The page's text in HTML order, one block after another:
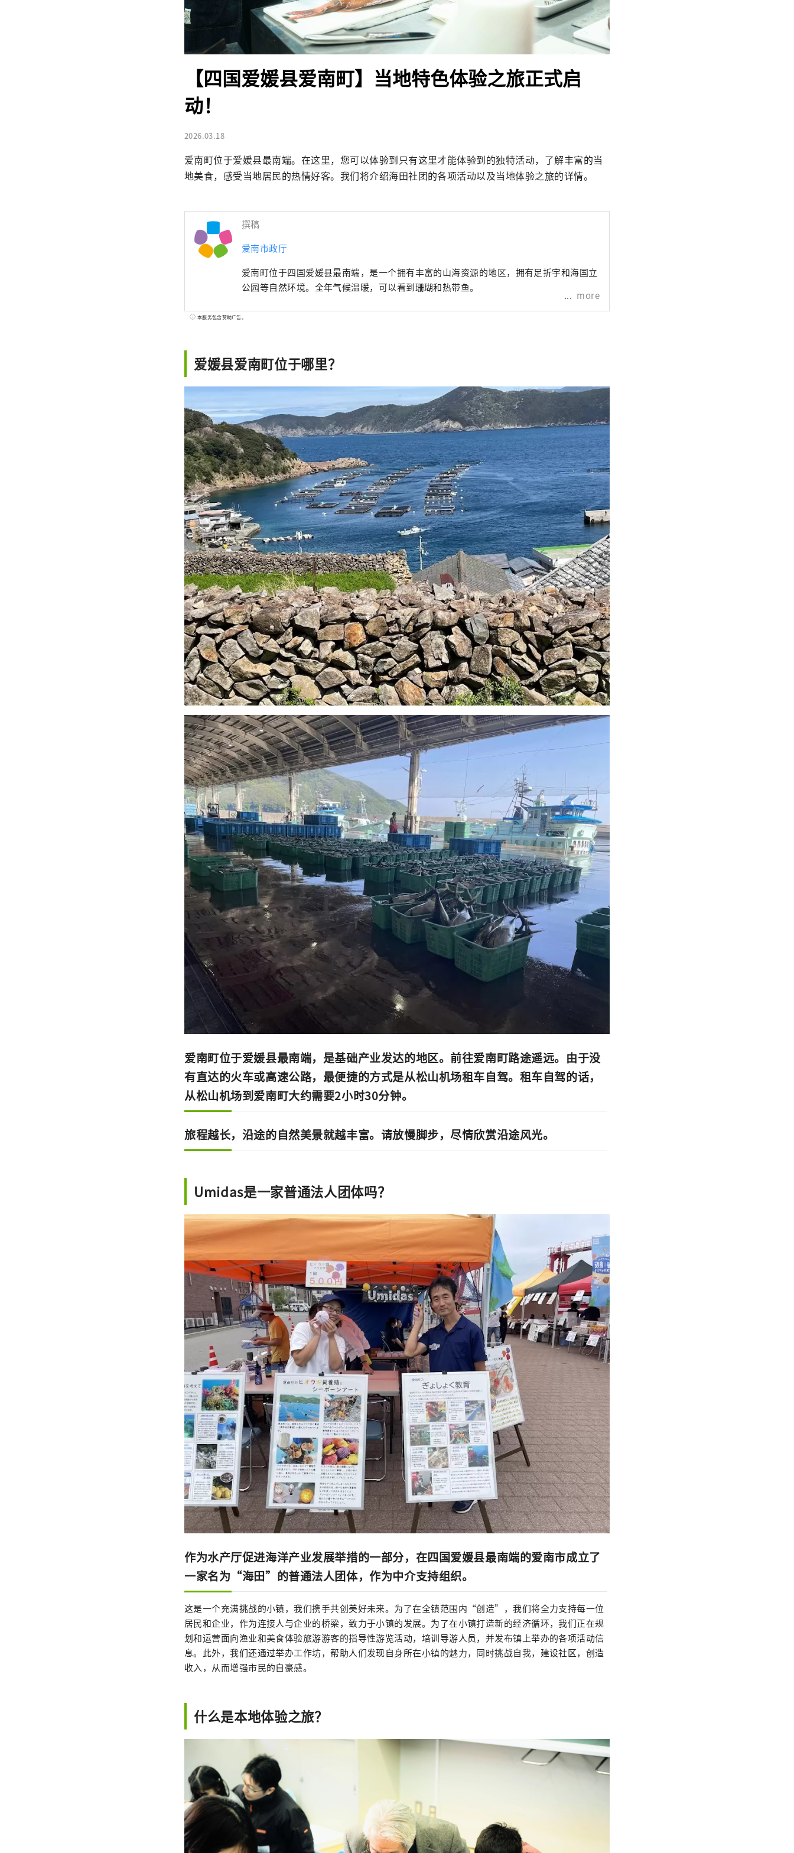
【四国爱媛县爱南町】当地特色体验之旅正式启
动！
2026.03.18
爱南町位于爱媛县最南端。在这里，您可以体验到只有这里才能体验到的独特活动，了解丰富的当
地美食，感受当地居民的热情好客。我们将介绍海田社团的各项活动以及当地体验之旅的详情。
撰稿
爱南市政厅
爱南町位于四国爱媛县最南端，是一个拥有丰富的山海资源的地区，拥有足折宇和海国立
公园等自然环境。全年气候温暖，可以看到珊瑚和热带鱼。
more
本服务包含赞助广告。
爱媛县爱南町位于哪里？
爱南町位于爱媛县最南端，是基础产业发达的地区。前往爱南町路途遥远。由于没
有直达的火车或高速公路，最便捷的方式是从松山机场租车自驾。租车自驾的话，
从松山机场到爱南町大约需要2小时30分钟。
旅程越长，沿途的自然美景就越丰富。请放慢脚步，尽情欣赏沿途风光。
Umidas是一家普通法人团体吗？
作为水产厅促进海洋产业发展举措的一部分，在四国爱媛县最南端的爱南市成立了
一家名为“海田”的普通法人团体，作为中介支持组织。
这是一个充满挑战的小镇，我们携手共创美好未来。为了在全镇范围内“创造”，我们将全力支持每一位
居民和企业，作为连接人与企业的桥梁，致力于小镇的发展。为了在小镇打造新的经济循环，我们正在规
划和运营面向渔业和美食体验旅游游客的指导性游览活动，培训导游人员，并发布镇上举办的各项活动信
息。此外，我们还通过举办工作坊，帮助人们发现自身所在小镇的魅力，同时挑战自我，建设社区，创造
收入，从而增强市民的自豪感。
什么是本地体验之旅？